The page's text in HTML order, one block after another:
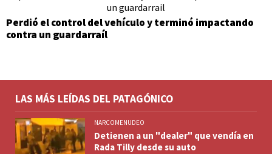
Perdió el control del vehículo y terminó impactando
contra un guardarraíl
LAS MÁS LEÍDAS DEL PATAGÓNICO
NARCOMENUDEO
Detienen a un "dealer" que vendía en
Rada Tilly desde su auto